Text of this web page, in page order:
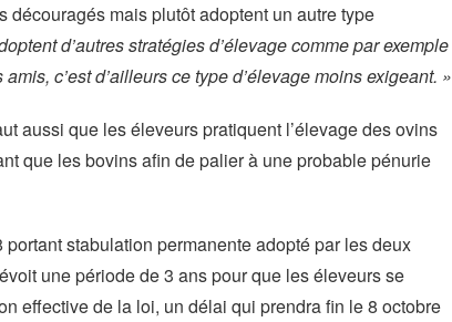
découragés mais plutôt adoptent un autre type
d’autres stratégies d’élevage comme par exemple
c’est d’ailleurs ce type d’élevage moins exigeant. »
aussi que les éleveurs pratiquent l’élevage des ovins
que les bovins afin de palier à une probable pénurie
stabulation permanente adopté par les deux
une période de 3 ans pour que les éleveurs se
effective de la loi, un délai qui prendra fin le 8 octobre